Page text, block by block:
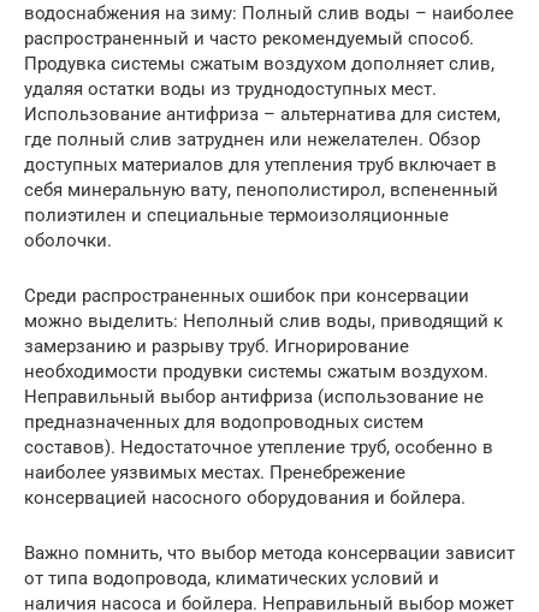
водоснабжения на зиму: Полный слив воды – наиболее
распространенный и часто рекомендуемый способ.
Продувка системы сжатым воздухом дополняет слив,
удаляя остатки воды из труднодоступных мест.
Использование антифриза – альтернатива для систем,
где полный слив затруднен или нежелателен. Обзор
доступных материалов для утепления труб включает в
себя минеральную вату, пенополистирол, вспененный
полиэтилен и специальные термоизоляционные
оболочки.
Среди распространенных ошибок при консервации
можно выделить: Неполный слив воды, приводящий к
замерзанию и разрыву труб. Игнорирование
необходимости продувки системы сжатым воздухом.
Неправильный выбор антифриза (использование не
предназначенных для водопроводных систем
составов). Недостаточное утепление труб, особенно в
наиболее уязвимых местах. Пренебрежение
консервацией насосного оборудования и бойлера.
Важно помнить, что выбор метода консервации зависит
от типа водопровода, климатических условий и
наличия насоса и бойлера. Неправильный выбор может